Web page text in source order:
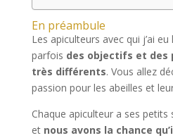
En préambule
Les apiculteurs avec qui j’ai
parfois des objectifs et des
très différents. Vous allez
passion pour les abeilles et
Chaque apiculteur a ses
et nous avons la chance